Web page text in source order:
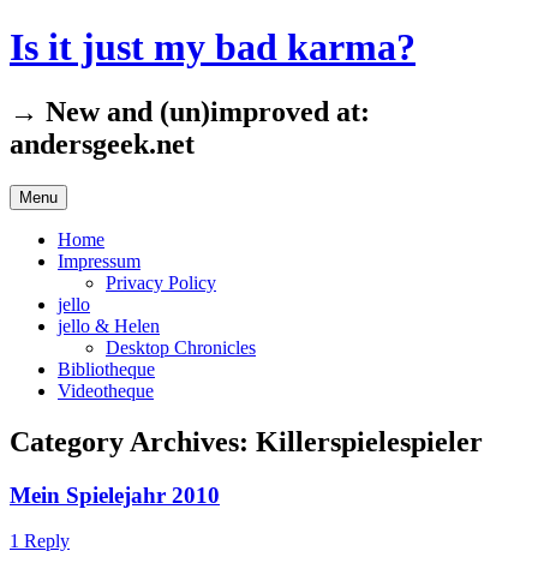
Skip
to
Is it just my bad karma?
→ New and (un)improved at:
andersgeek.net
Menu
Home
Impressum
Privacy Policy
jello
jello & Helen
Desktop Chronicles
Bibliotheque
Videotheque
Category Archives: Killerspielespieler
Mein Spielejahr 2010
1 Reply